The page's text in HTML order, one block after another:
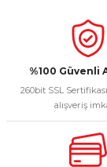
%100 Güvenli
260bit SSL
alışveriş